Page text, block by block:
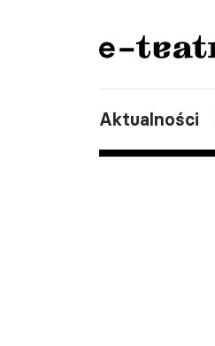
Aktualności